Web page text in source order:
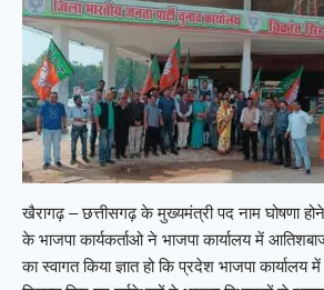
खैरागढ़ – छत्तीसगढ़ के मुख्यमंत्री पद नाम घोषणा
के भाजपा कार्यकर्ताओ ने भाजपा कार्यालय में
का स्वागत किया ज्ञात हो कि प्रदेश भाजपा कार्यालय में